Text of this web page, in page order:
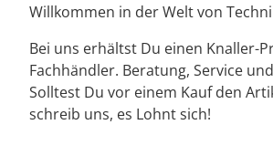
Willkommen in der Welt von
Bei uns erhältst Du einen Knaller-
Fachhändler. Beratung, Service
Solltest Du vor einem Kauf den
schreib uns, es Lohnt sich!